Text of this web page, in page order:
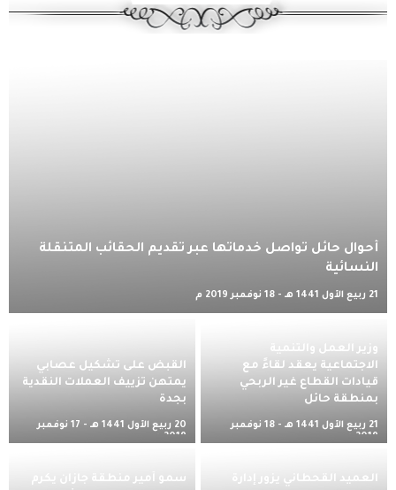
أحوال حائل تواصل خدماتها عبر تقديم الحقائب المتنقلة
النسائية
21 ربيع الأول 1441 هـ - 18 نوفمبر 2019 م
وزير العمل والتنمية
الاجتماعية يعقد لقاءً مع
قيادات القطاع غير الربحي
بمنطقة حائل
21 ربيع الأول 1441 هـ - 18 نوفمبر
2019 م
القبض على تشكيل عصابي
يمتهن تزييف العملات النقدية
بجدة
20 ربيع الأول 1441 هـ - 17 نوفمبر
2019 م
العميد القحطاني يزور إدارة
سمو أمير منطقة جازان يكرم